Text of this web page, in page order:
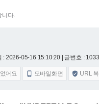
니다.
: 2026-05-16 15:10:20 | 글번호 :
어요  모바일화면  URL